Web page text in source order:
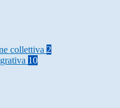
collettiva 2
10